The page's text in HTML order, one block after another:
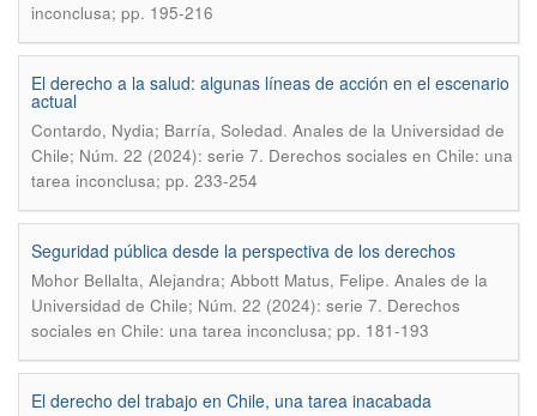
inconclusa; pp. 195-216
El derecho a la salud: algunas líneas de acción en el escenario
actual
Contardo, Nydia; Barría, Soledad. Anales de la Universidad de
Chile; Núm. 22 (2024): serie 7. Derechos sociales en Chile: una
tarea inconclusa; pp. 233-254
Seguridad pública desde la perspectiva de los derechos
Mohor Bellalta, Alejandra; Abbott Matus, Felipe. Anales de la
Universidad de Chile; Núm. 22 (2024): serie 7. Derechos
sociales en Chile: una tarea inconclusa; pp. 181-193
El derecho del trabajo en Chile, una tarea inacabada